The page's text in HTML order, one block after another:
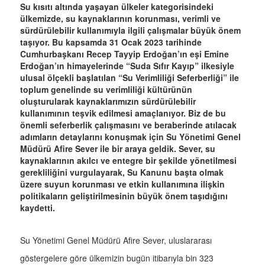
Su kısıtı altında yaşayan ülkeler kategorisindeki
ülkemizde, su kaynaklarının korunması, verimli ve
sürdürülebilir kullanımıyla ilgili çalışmalar büyük önem
taşıyor. Bu kapsamda 31 Ocak 2023 tarihinde
Cumhurbaşkanı Recep Tayyip Erdoğan’ın eşi Emine
Erdoğan’ın himayelerinde “Suda Sıfır Kayıp” ilkesiyle
ulusal ölçekli başlatılan “Su Verimliliği Seferberliği” ile
toplum genelinde su verimliliği kültürünün
oluşturularak kaynaklarımızın sürdürülebilir
kullanımının teşvik edilmesi amaçlanıyor. Biz de bu
önemli seferberlik çalışmasını ve beraberinde atılacak
adımların detaylarını konuşmak için Su Yönetimi Genel
Müdürü Afire Sever ile bir araya geldik. Sever, su
kaynaklarının akılcı ve entegre bir şekilde yönetilmesi
gerekliliğini vurgulayarak, Su Kanunu başta olmak
üzere suyun korunması ve etkin kullanımına ilişkin
politikaların geliştirilmesinin büyük önem taşıdığını
kaydetti.
Su Yönetimi Genel Müdürü Afire Sever, uluslararası
göstergelere göre ülkemizin bugün itibarıyla bin 323